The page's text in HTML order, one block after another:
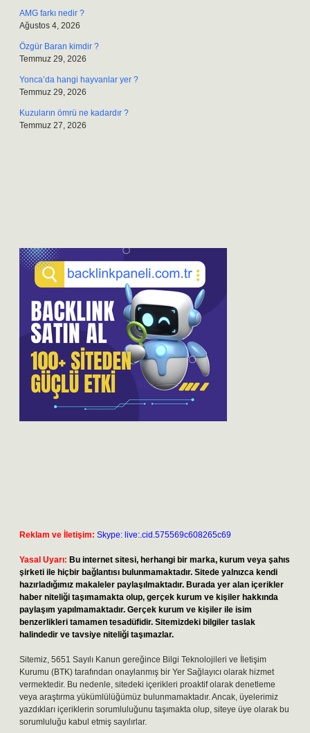
AMG farkı nedir ?
Ağustos 4, 2026
Özgür Baran kimdir ?
Temmuz 29, 2026
Yonca’da hangi hayvanlar yer ?
Temmuz 29, 2026
Kuzuların ömrü ne kadardır ?
Temmuz 27, 2026
Reklam ve İletişim: Skype: live:.cid.575569c608265c69
Yasal Uyarı: Bu internet sitesi, herhangi bir marka, kurum veya şahıs
şirketi ile hiçbir bağlantısı bulunmamaktadır. Sitede yalnızca kendi
hazırladığımız makaleler paylaşılmaktadır. Burada yer alan içerikler
haber niteliği taşımamakta olup, gerçek kurum ve kişiler hakkında
paylaşım yapılmamaktadır. Gerçek kurum ve kişiler ile isim
benzerlikleri tamamen tesadüfidir. Sitemizdeki bilgiler taslak
halindedir ve tavsiye niteliği taşımazlar.
Sitemiz, 5651 Sayılı Kanun gereğince Bilgi Teknolojileri ve İletişim
Kurumu (BTK) tarafından onaylanmış bir Yer Sağlayıcı olarak hizmet
vermektedir. Bu nedenle, sitedeki içerikleri proaktif olarak denetleme
veya araştırma yükümlülüğümüz bulunmamaktadır. Ancak, üyelerimiz
yazdıkları içeriklerin sorumluluğunu taşımakta olup, siteye üye olarak bu
sorumluluğu kabul etmiş sayılırlar.